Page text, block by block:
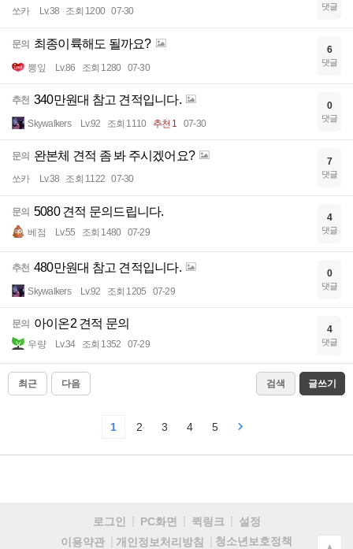
쏘카 Lv.38 조회 1200 07-30 댓글
문의 최종이륙해도 될까요?
뽕잎 Lv.86 조회 1280 07-30
6
댓글
추천 340만원대 참고 견적입니다.
Skywalkers Lv.92 조회 1110 추천 1 07-30
0
댓글
문의 완본체 견적 좀 봐 주시겠어요?
쏘카 Lv.38 조회 1122 07-30
7
댓글
문의 5080 견적 문의드립니다.
베점 Lv.55 조회 1480 07-29
4
댓글
추천 480만원대 참고 견적입니다.
Skywalkers Lv.92 조회 1205 07-29
0
댓글
문의 아이온2 견적 문의
우량 Lv.34 조회 1352 07-29
4
댓글
최근 다음 검색 글쓰기
1 2 3 4 5
로그인 PC화면 퀵링크
설정
이용약관
개인정보처리방침
청소년보호정책